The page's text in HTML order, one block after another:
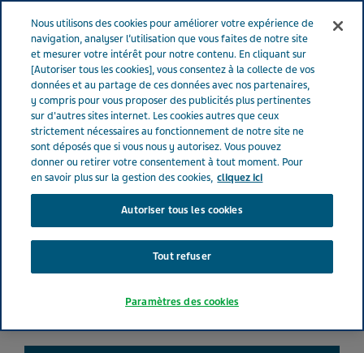
Menu
France Nos Produits Product catalog
Liste de nos médicaments
Search
Filtres clairs
Nous utilisons des cookies pour améliorer votre expérience de
navigation, analyser l’utilisation que vous faites de notre site
et mesurer votre intérêt pour notre contenu. En cliquant sur
[Autoriser tous les cookies], vous consentez à la collecte de vos
données et au partage de ces données avec nos partenaires,
y compris pour vous proposer des publicités plus pertinentes
sur d'autres sites internet. Les cookies autres que ceux
strictement nécessaires au fonctionnement de notre site ne
sont déposés que si vous nous y autorisez. Vous pouvez
donner ou retirer votre consentement à tout moment. Pour
en savoir plus sur la gestion des cookies, cliquez ici
Autoriser tous les cookies
Tout refuser
Paramètres des cookies